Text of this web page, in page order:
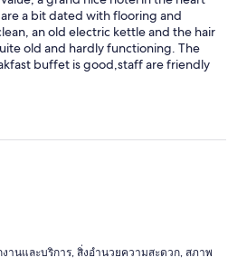
a bit dated with flooring and
an old electric kettle and the hair
old and hardly functioning. The
buffet is good,staff are friendly
านและบริการ, สิ่งอำนวยความสะดวก, สภาพ